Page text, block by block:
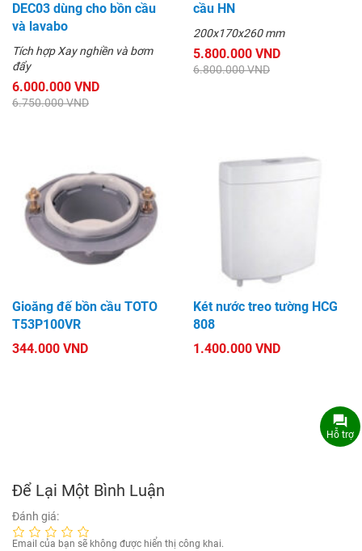
DEC03 dùng cho bồn cầu
và lavabo
Tích hợp Xay nghiền và bơm
đẩy
6.000.000 VND
6.750.000 VND
cầu HN
200x170x260 mm
5.800.000 VND
6.800.000 VND
Gioăng đế bồn cầu TOTO
T53P100VR
344.000 VND
Két nước treo tường HCG
808
1.400.000 VND
Để Lại Một Bình Luận
Đánh giá:
Email của bạn sẽ không được hiển thị công khai.
Hỗ trợ